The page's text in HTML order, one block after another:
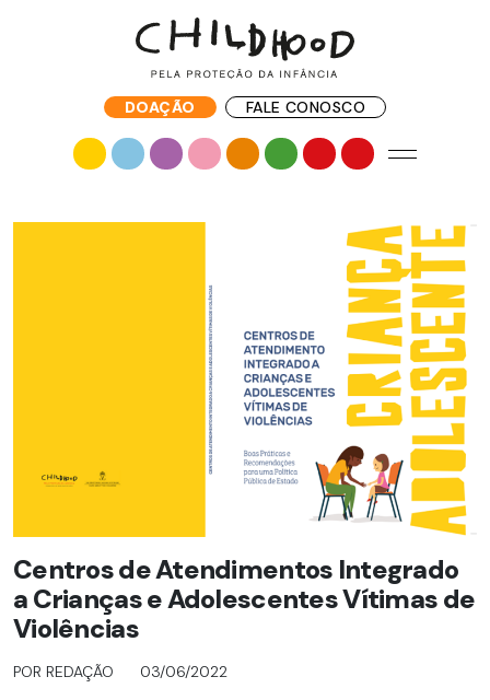
DOAÇÃO FALE CONOSCO
Centros de Atendimentos Integrado
a Crianças e Adolescentes Vítimas de
Violências
POR REDAÇÃO 03/06/2022